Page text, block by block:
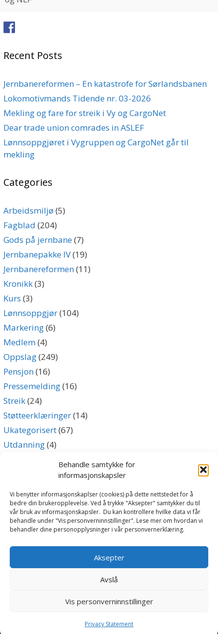
Behandle samtykke for
informasjonskapsler
Vi benytter informasjonskaplser (cookies) på dette nettstedet for å
bedre din brukeropplevelse. Ved å trykke "Aksepter" samtykker du til
vår bruk av informasjonskapsler. Du kan kontrollere hvilke data vi får
behandle under "Vis personverninnstillinger". Lese mer om hvordan vi
behandler dine personopplysninger i vår personvernerklæring.
Aksepter
Avslå
Vis personverninnstillinger
Privacy Statement
Recent Posts
Jernbanereformen – En katastrofe for Sørlandsbanen
Lokomotivmands Tidende nr. 03-2026
Mekling og fare for streik i Vy og CargoNet
Dear trade union comrades in ASLEF
Lønnsoppgjøret i Vygruppen og CargoNet går til
mekling
Categories
Arbeidsmiljø (5)
Fagblad (204)
Gods på jernbane(7)
Jernbanepakke IV(19)
Jernbanereformen(11)
Kronikk(3)
Kurs (3)
Lønnsoppgjør(104)
Markering(6)
Medlem(4)
Oppslag(249)
Pensjon(16)
Pressemelding(16)
Streik(24)
Støtteerklæringer(14)
Ukategorisert(67)
Utdanning(4)
Archives
Følg oss
nlf@lokmann.no|